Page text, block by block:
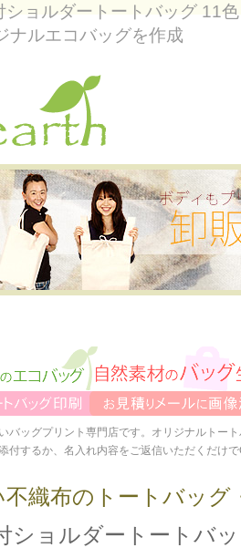
ョルダートートバッグ 11色
ナルエコバッグを作成
バッグプリント専門店です。オリジナルトー
付するか、名入れ内容をご返信いただくだけ
不織布のトートバッグ
ショルダートートバ